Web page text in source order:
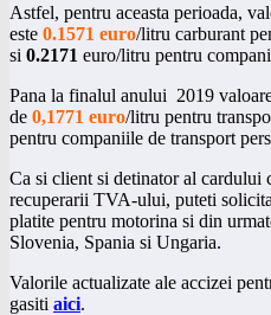
Astfel, pentru aceasta perioada,
este 0.1571 euro/litru carburant
si 0.2171 euro/litru pentru
Pana la finalul anului 2019
de 0,1771 euro/litru pentru
pentru companiile de transport
Ca si client si detinator al cardului
recuperarii TVA-ului, puteti
platite pentru motorina si din
Slovenia, Spania si Ungaria.
Valorile actualizate ale accizei
gasiti aici.